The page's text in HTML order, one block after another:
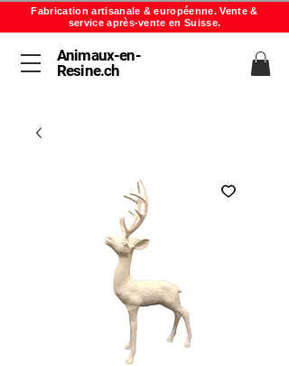
Animaux-en-
Resine.ch
Fabrication artisanale & européenne. Vente &
service après-vente en Suisse.